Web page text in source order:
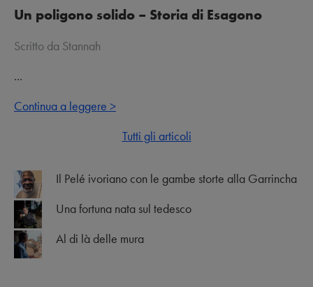
Un poligono solido – Storia di Esagono
Scritto da Stannah
...
Continua a leggere >
Tutti gli articoli
Il Pelé ivoriano con le gambe storte alla Garrincha
Una fortuna nata sul tedesco
Al di là delle mura